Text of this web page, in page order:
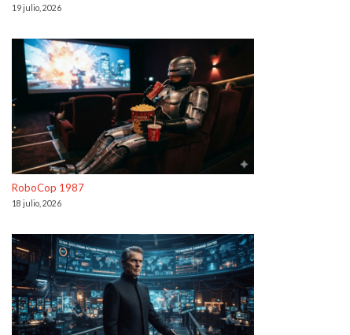
19 julio, 2026
RoboCop 1987
18 julio, 2026